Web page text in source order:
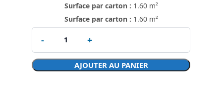
Surface par carton : 1.60 m²
Surface par carton : 1.60 m²
AJOUTER AU PANIER